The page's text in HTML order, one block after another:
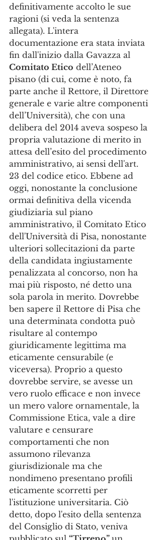
definitivamente accolto le sue
ragioni (si veda la sentenza
allegata). L'intera
documentazione era stata inviata
fin dall'inizio dalla Gavazza al
Comitato Etico dell’Ateneo
pisano (di cui, come è noto, fa
parte anche il Rettore, il Direttore
generale e varie altre componenti
dell’Università), che con una
delibera del 2014 aveva sospeso la
propria valutazione di merito in
attesa dell’esito del procedimento
amministrativo, ai sensi dell'art.
23 del codice etico. Ebbene ad
oggi, nonostante la conclusione
ormai definitiva della vicenda
giudiziaria sul piano
amministrativo, il Comitato Etico
dell'Università di Pisa, nonostante
ulteriori sollecitazioni da parte
della candidata ingiustamente
penalizzata al concorso, non ha
mai più risposto, né detto una
sola parola in merito. Dovrebbe
ben sapere il Rettore di Pisa che
una determinata condotta può
risultare al contempo
giuridicamente legittima ma
eticamente censurabile (e
viceversa). Proprio a questo
dovrebbe servire, se avesse un
vero ruolo efficace e non invece
un mero valore ornamentale, la
Commissione Etica, vale a dire
valutare e censurare
comportamenti che non
assumono rilevanza
giurisdizionale ma che
nondimeno presentano profili
eticamente scorretti per
l'istituzione universitaria. Ciò
detto, dopo l'esito della sentenza
del Consiglio di Stato, veniva